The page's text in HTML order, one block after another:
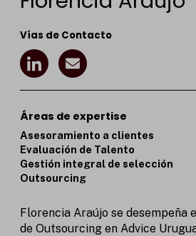
Vías de Contacto
I
c
-
i
n
k
e
i
n
E
n
l
p
e
Áreas de expertise
Asesoramiento a clientes
Evaluación de Talento
Gestión integral de selección
Outsourcing
Florencia Araújo se desempeña
de Outsourcing en Advice